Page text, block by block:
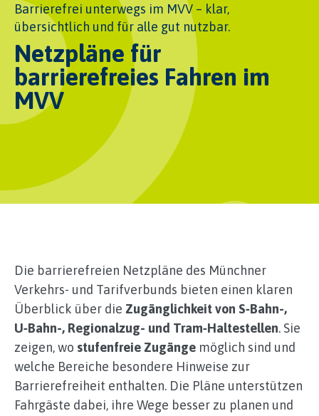
Barrierefrei unterwegs im MVV – klar,
übersichtlich und für alle gut nutzbar.
Netzpläne für
barrierefreies Fahren im
MVV
Die barrierefreien Netzpläne des Münchner
Verkehrs- und Tarifverbunds bieten einen klaren
Überblick über die Zugänglichkeit von S‑Bahn-,
U‑Bahn-, Regionalzug- und Tram‑Haltestellen. Sie
zeigen, wo stufenfreie Zugänge möglich sind und
welche Bereiche besondere Hinweise zur
Barrierefreiheit enthalten. Die Pläne unterstützen
Fahrgäste dabei, ihre Wege besser zu planen und